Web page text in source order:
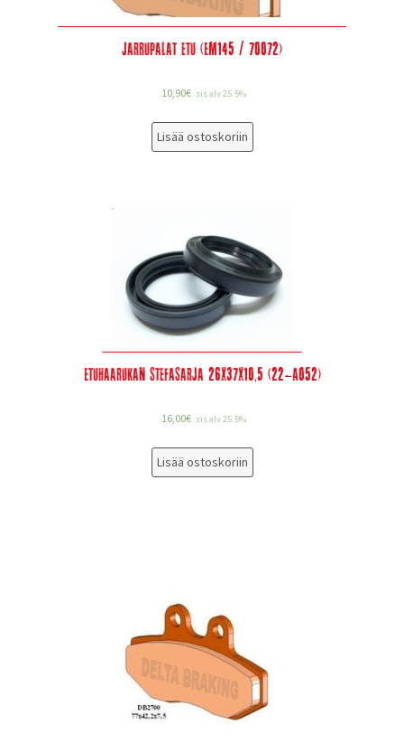
Jarrupalat etu (EM145 / 70072)
10,90€ sis alv 25.5%
Lisää ostoskoriin
Etuhaarukan stefasarja 26x37x10,5 (22-A052)
16,00€ sis alv 25.5%
Lisää ostoskoriin